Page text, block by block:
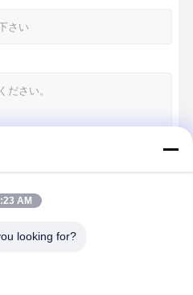
AM
looking for?